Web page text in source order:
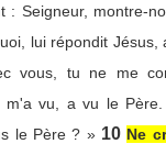
: Seigneur, montre-
lui répondit Jésus,
vous, tu ne me
m'a vu, a vu le Père.
le Père ? » 10 Ne